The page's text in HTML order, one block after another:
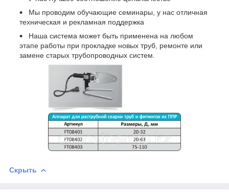
Мы проводим обучающие семинары, у нас отличная
техническая и рекламная поддержка
Наша система может быть применена на любом
этапе работы при прокладке новых труб, ремонте или
замене старых трубопроводных систем.
Скрыть